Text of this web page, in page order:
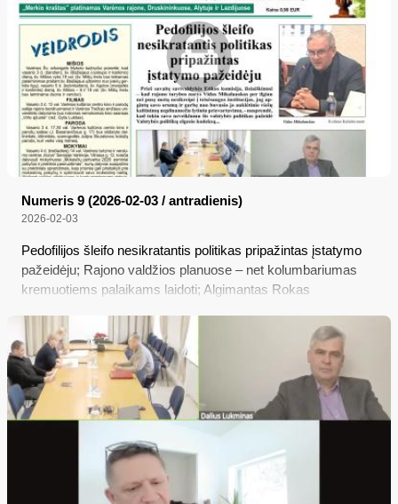
parašyti arba tik kažkieno gerokai „spustelėtas“, arba iš
visiško nesupratimo, kas irgi mažai tikėtina...
Numeris 9 (2026-02-03 / antradienis)
2026-02-03
Pedofilijos šleifo nesikratantis politikas pripažintas įstatymo
pažeidėju; Rajono valdžios planuose – net kolumbariumas
kremuotiems palaikams laidoti; Algimantas Rokas
rankdarbius“